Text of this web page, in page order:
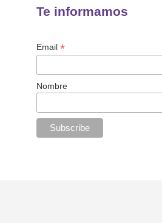
Te informamos
Email *
Nombre